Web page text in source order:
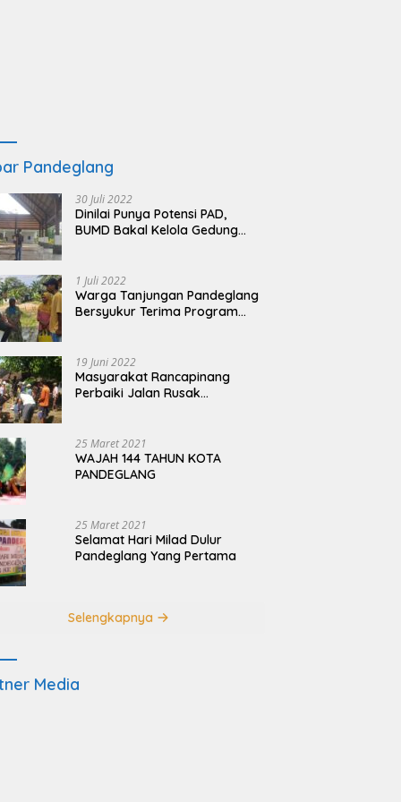
Pandeglang
30 Juli 2022
Dinilai Punya Potensi PAD,
BUMD Bakal Kelola Gedung
1 Juli 2022
Warga Tanjungan Pandeglang
Bersyukur Terima Program
19 Juni 2022
Masyarakat Rancapinang
Perbaiki Jalan Rusak
25 Maret 2021
WAJAH 144 TAHUN KOTA
PANDEGLANG
25 Maret 2021
Selamat Hari Milad Dulur
Pandeglang Yang Pertama
Selengkapnya
Media